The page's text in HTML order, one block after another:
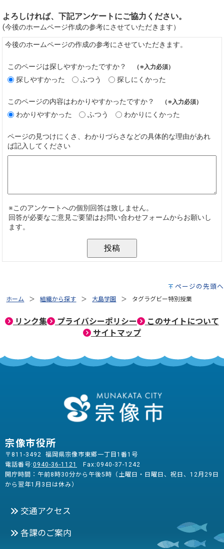
ページの先頭へ
ホーム 組織から探す 大島学園 タグラグビー特別授業
リンク集 プライバシーポリシー
このサイトについて
サイトマップ
宗像市役所
〒811-3492 福岡県宗像市東郷一丁目1番1号
電話番号:0940-36-1121
Fax:0940-37-1242
開庁時間：午前8時30分から午後5時（土曜日・日曜日、祝日、12月29日
から翌年1月3日は休み）
交通アクセス
各課のご案内